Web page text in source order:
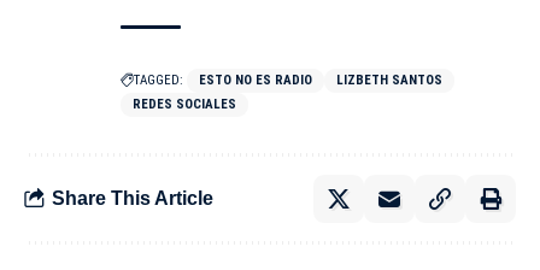
TAGGED: ESTO NO ES RADIO
LIZBETH SANTOS
REDES SOCIALES
Share This Article